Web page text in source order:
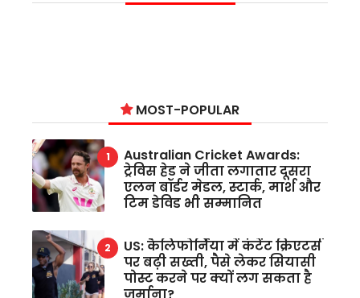
MOST-POPULAR
Australian Cricket Awards:
ट्रेविस हेड ने जीता लगातार दूसरा
एलन बॉर्डर मेडल, स्टार्क, मार्श और
टिम डेविड भी सम्मानित
US: कैलिफोर्निया में कंटेंट क्रिएटर्स
पर बढ़ी सख्ती, पैसे लेकर सियासी
पोस्ट करने पर क्यों लग सकता है